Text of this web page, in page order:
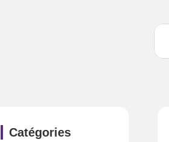
Catégories